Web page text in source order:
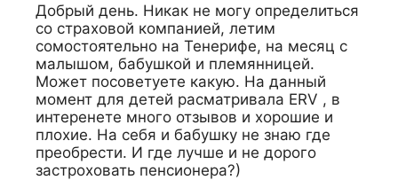
Добрый день. Никак не могу определиться
со страховой компанией, летим
сомостоятельно на Тенерифе, на месяц с
малышом, бабушкой и племянницей.
Может посоветуете какую. На данный
момент для детей расматривала ERV , в
интеренете много отзывов и хорошие и
плохие. На себя и бабушку не знаю где
преобрести. И где лучше и не дорого
застроховать пенсионера?)